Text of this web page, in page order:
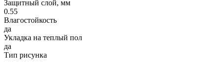
Защитный слой, мм
0.55
Влагостойкость
да
Укладка на теплый пол
да
Тип рисунка